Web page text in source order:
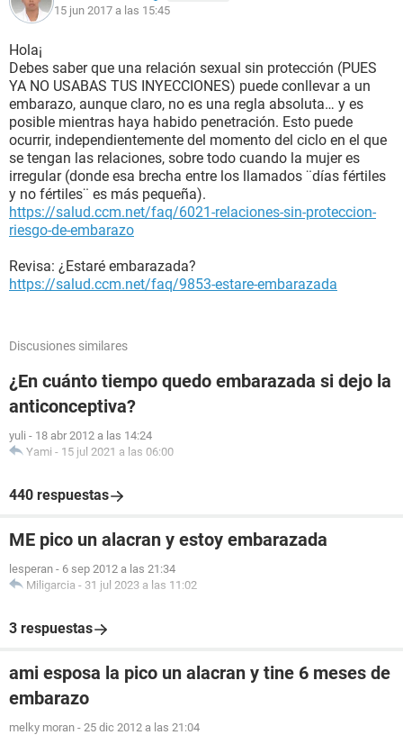
15 jun 2017 a las 15:45
Hola¡
Debes saber que una relación sexual sin protección (PUES
YA NO USABAS TUS INYECCIONES) puede conllevar a un
embarazo, aunque claro, no es una regla absoluta… y es
posible mientras haya habido penetración. Esto puede
ocurrir, independientemente del momento del ciclo en el que
se tengan las relaciones, sobre todo cuando la mujer es
irregular (donde esa brecha entre los llamados ¨días fértiles
y no fértiles¨ es más pequeña).
https://salud.ccm.net/faq/6021-relaciones-sin-proteccion-
riesgo-de-embarazo
Revisa: ¿Estaré embarazada?
https://salud.ccm.net/faq/9853-estare-embarazada
Discusiones similares
¿En cuánto tiempo quedo embarazada si dejo la
anticonceptiva?
yuli - 18 abr 2012 a las 14:24
Yami - 15 jul 2021 a las 06:00
440 respuestas
ME pico un alacran y estoy embarazada
lesperan - 6 sep 2012 a las 21:34
Miligarcia - 31 jul 2023 a las 11:02
3 respuestas
ami esposa la pico un alacran y tine 6 meses de
embarazo
melky moran - 25 dic 2012 a las 21:04